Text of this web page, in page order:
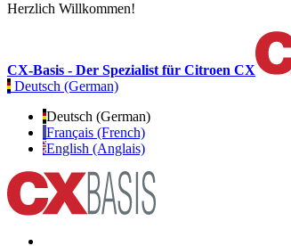
Herzlich Willkommen!
CX-Basis - Der Spezialist für Citroen CX
Deutsch (German)
Deutsch (German)
Français (French)
English (Anglais)